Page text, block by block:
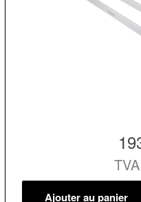
Ajouter au panier